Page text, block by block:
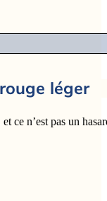
léger
ce n’est pas un